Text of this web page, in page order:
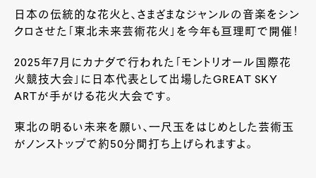
日本の伝統的な花火と、さまざまなジャンルの音楽をシン
クロさせた「東北未来芸術花火」を今年も亘理町で開催！
2025年7月にカナダで行われた「モントリオール国際花
火競技大会」に日本代表として出場したGREAT SKY
ARTが手がける花火大会です。
東北の明るい未来を願い、一尺玉をはじめとした芸術玉
がノンストップで約50分間打ち上げられますよ。